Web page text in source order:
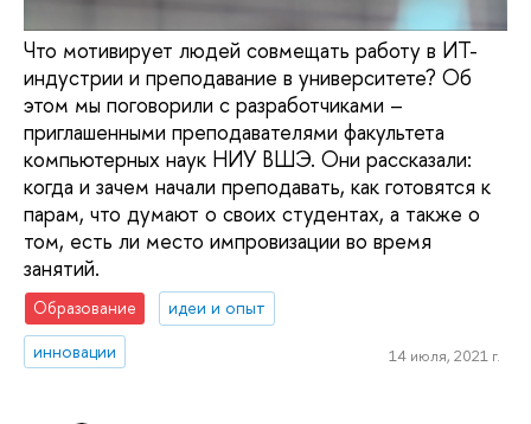
Что мотивирует людей совмещать работу в ИТ-
индустрии и преподавание в университете? Об
этом мы поговорили с разработчиками –
приглашенными преподавателями факультета
компьютерных наук НИУ ВШЭ. Они рассказали:
когда и зачем начали преподавать, как готовятся к
парам, что думают о своих студентах, а также о
том, есть ли место импровизации во время
занятий.
Образование
идеи и опыт
инновации
14 июля, 2021 г.